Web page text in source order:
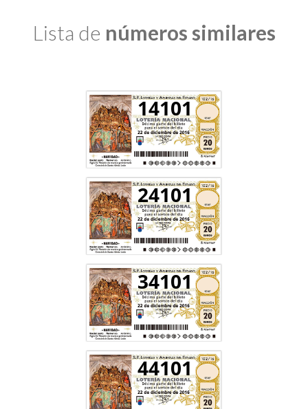
Lista de números similares
14101
24101
34101
44101